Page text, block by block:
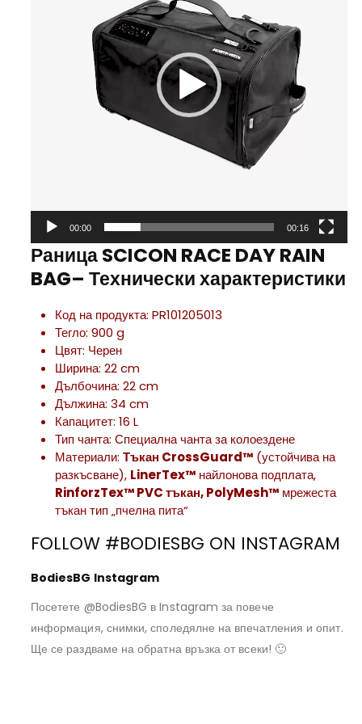
00:00 00:16
Раница SCICON RACE DAY RAIN
BAG– Технически характеристики
Код на продукта: PR101205013
Тегло: 900 g
Цвят: Черен
Ширина: 22 cm
Дълбочина: 22 cm
Дължина: 34 cm
Капацитет: 16 L
Тип чанта: Специална чанта за колоездене
Материали: Тъкан CrossGuard™(устойчива на
разкъсване), LinerTex™найлонова подплата,
RinforzTex™ PVC тъкан, PolyMesh™мрежеста
тъкан тип „пчелна пита“
FOLLOW #BODIESBG ON INSTAGRAM
BodiesBG Instagram
Посетете @BodiesBG в Instagram за повече
информация, снимки, споледялне на впечатления и опит.
Ще се раздваме на обратна връзка от всеки! 🙂